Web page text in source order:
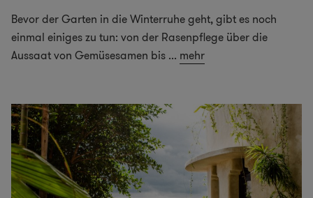
Bevor der Garten in die Winterruhe geht, gibt es noch
einmal einiges zu tun: von der Rasenpflege über die
Aussaat von Gemüsesamen bis ... mehr